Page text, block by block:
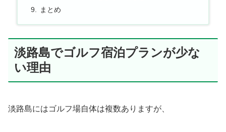
まとめ
淡路島でゴルフ宿泊プランが少な
い理由
淡路島にはゴルフ場自体は複数ありますが、